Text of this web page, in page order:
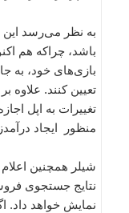
به نظر می‌رسد این
باشد، چراکه هم
بازی‌های خود، به
تعیین کنند. علاوه
تغییرات به اپل
منظور ایجاد
شیلر همچنین
نتایج جستجوی
نمایش خواهد داد.